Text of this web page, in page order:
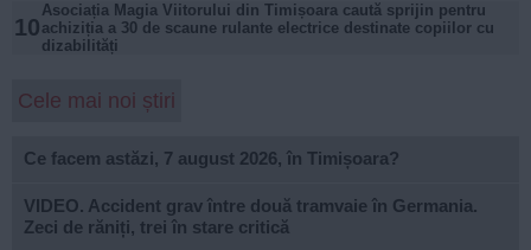
10
Asociația Magia Viitorului din Timișoara caută sprijin pentru
achiziția a 30 de scaune rulante electrice destinate copiilor cu
dizabilități
Cele mai noi știri
Ce facem astăzi, 7 august 2026, în Timișoara?
VIDEO. Accident grav între două tramvaie în Germania.
Zeci de răniți, trei în stare critică